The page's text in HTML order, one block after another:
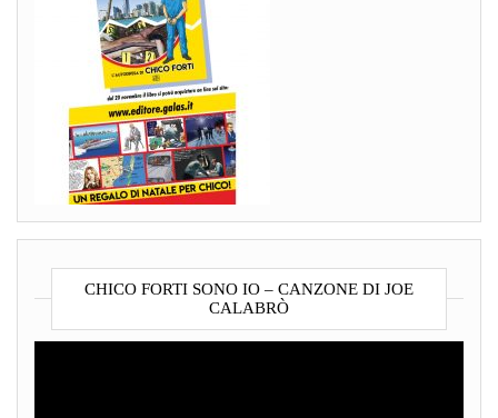
CHICO FORTI SONO IO – CANZONE DI JOE
CALABRÒ